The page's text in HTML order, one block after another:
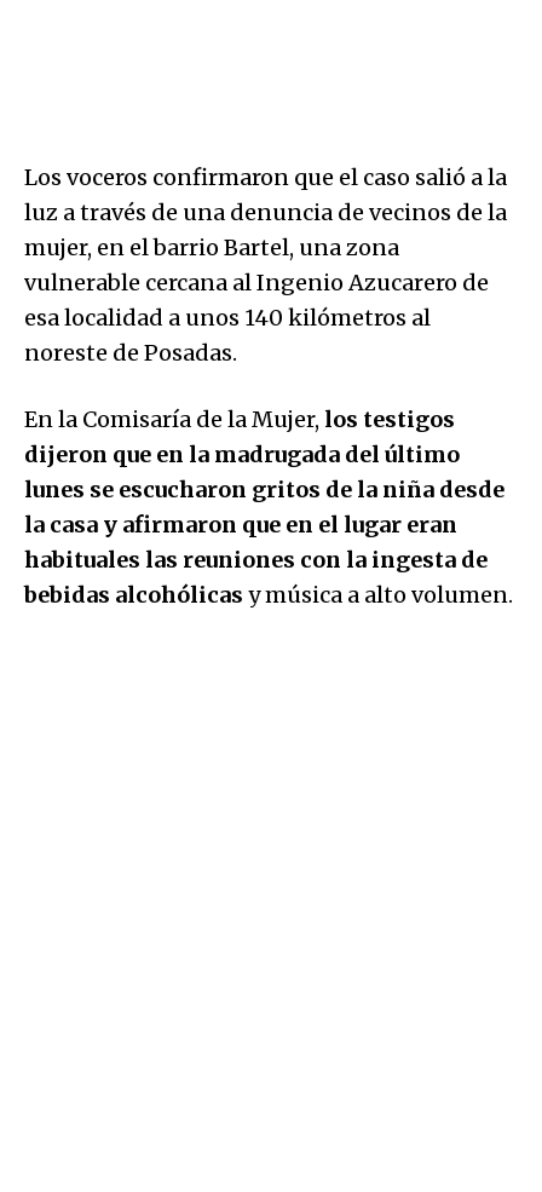
Los voceros confirmaron que el caso salió a la
luz a través de una denuncia de vecinos de la
mujer, en el barrio Bartel, una zona
vulnerable cercana al Ingenio Azucarero de
esa localidad a unos 140 kilómetros al
noreste de Posadas.
En la Comisaría de la Mujer, los testigos
dijeron que en la madrugada del último
lunes se escucharon gritos de la niña desde
la casa y afirmaron que en el lugar eran
habituales las reuniones con la ingesta de
bebidas alcohólicas y música a alto volumen.